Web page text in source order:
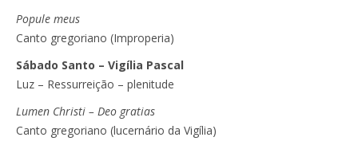
Popule meus
Canto gregoriano (Improperia)
Sábado Santo – Vigília Pascal
Luz – Ressurreição – plenitude
Lumen Christi – Deo gratias
Canto gregoriano (lucernário da Vigília)